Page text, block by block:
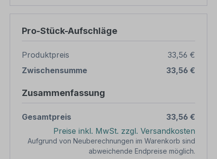
Pro-Stück-Aufschläge
Produktpreis
33,56 €
Zwischensumme
33,56 €
Zusammenfassung
Gesamtpreis
33,56 €
Preise inkl. MwSt. zzgl. Versandkosten
Aufgrund von Neuberechnungen im Warenkorb sind
abweichende Endpreise möglich.